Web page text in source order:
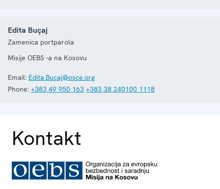
Edita Buçaj
Zamenica portparola
Misije OEBS -a na Kosovu
Email: Edita.Bucaj@osce.org
Phone: +383 49 950 163 +383 38 240100 1118
Kontakt